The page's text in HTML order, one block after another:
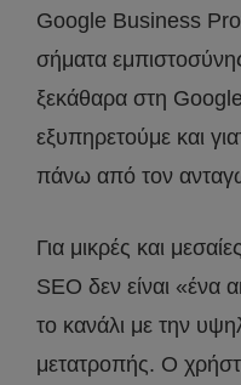
Google Business
σήματα
ξεκάθαρα στη
εξυπηρετούμε και
πάνω από τον
Για μικρές και
SEO δεν είναι «ένα
το κανάλι με την
μετατροπής. Ο